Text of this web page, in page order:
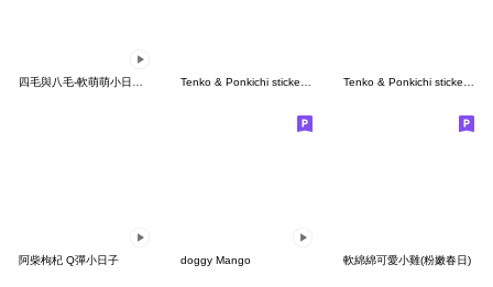
四毛與八毛-軟萌萌小日常3.0 Tenko & Ponkichi sticker2-Tenko ver. Tenko & Ponkichi sticker2-Ponkichi ver.
阿柴枸杞 Q彈小日子 doggy Mango 軟綿綿可愛小雞(粉嫩春日)